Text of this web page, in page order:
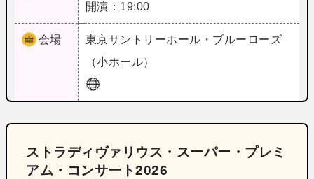
開演：19:00
会場 東京サントリーホール・ブルーローズ
（小ホール）
ストラディヴァリウス・スーパー・プレミ
アム・コンサート2026